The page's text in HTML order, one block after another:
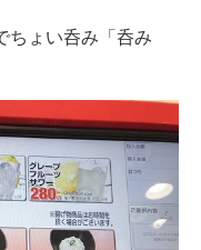
ちょい呑み「呑み